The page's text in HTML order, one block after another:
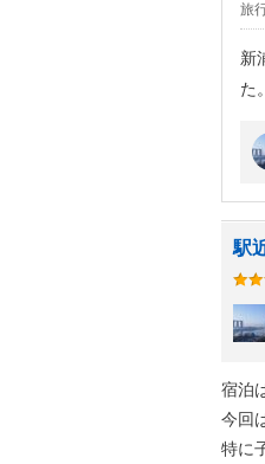
旅
新
た。
「
と
と
テ
駅
宿泊
今回
特に